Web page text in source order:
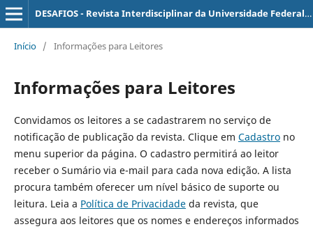
DESAFIOS - Revista Interdisciplinar da Universidade Federal do Tocantins
Início / Informações para Leitores
Informações para Leitores
Convidamos os leitores a se cadastrarem no serviço de
notificação de publicação da revista. Clique em Cadastrono
menu superior da página. O cadastro permitirá ao leitor
receber o Sumário via e-mail para cada nova edição. A lista
procura também oferecer um nível básico de suporte ou
leitura. Leia a Política de Privacidadeda revista, que
assegura aos leitores que os nomes e endereços informados